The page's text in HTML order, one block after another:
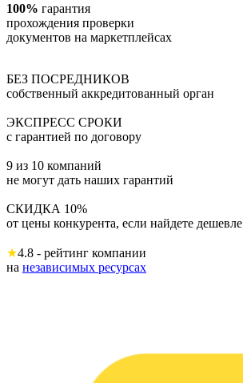
100% гарантия
прохождения проверки
документов на маркетплейсах
БЕЗ ПОСРЕДНИКОВ
собственный аккредитованный орган
ЭКСПРЕСС СРОКИ
с гарантией по договору
9 из 10 компаний
не могут дать наших гарантий
СКИДКА 10%
от цены конкурента, если найдете дешевле
★4.8 - рейтинг компании
на независимых ресурсах